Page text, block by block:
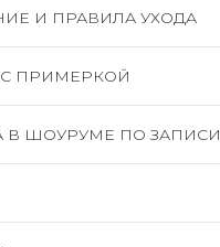
И ПРАВИЛА УХОДА
ПРИМЕРКОЙ
В ШОУРУМЕ ПО ЗАПИСИ